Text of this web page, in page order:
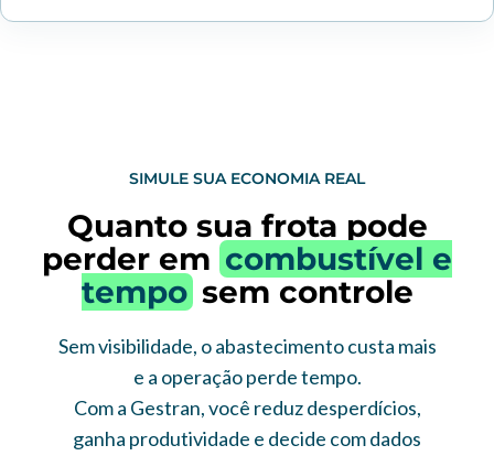
SIMULE SUA ECONOMIA REAL
Quanto sua frota pode
perder em combustível e
temposem controle
Sem visibilidade, o abastecimento custa mais
e a operação perde tempo.
Com a Gestran, você reduz desperdícios,
ganha produtividade e decide com dados